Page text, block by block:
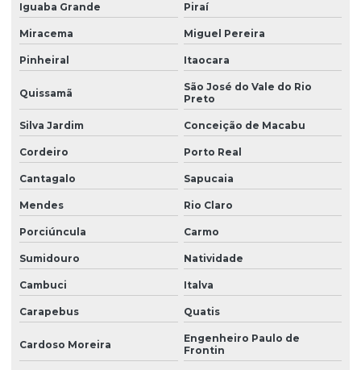
Iguaba Grande Piraí
Miracema Miguel Pereira
Pinheiral Itaocara
Quissamã
São José do Vale do Rio
Preto
Silva Jardim Conceição de Macabu
Cordeiro Porto Real
Cantagalo Sapucaia
Mendes Rio Claro
Porciúncula Carmo
Sumidouro Natividade
Cambuci Italva
Carapebus Quatis
Cardoso Moreira
Engenheiro Paulo de
Frontin